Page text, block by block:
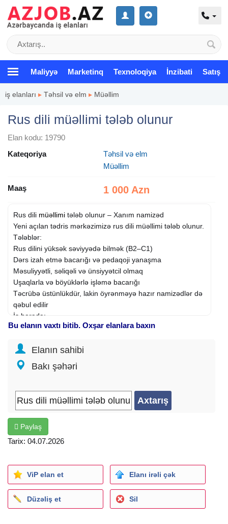
Maliyyə Marketinq Texnoloqiya İnzibati Satış
iş elanları ▸ Təhsil və elm ▸ Müəllim
Rus dili müəllimi tələb olunur
Elan kodu: 19790
Kateqoriya
Təhsil və elm
Müəllim
Maaş 1 000 Azn
Rus dili müəllimi tələb olunur – Xanım namizəd
Yeni açılan tədris mərkəzimizə rus dili müəllimi tələb olunur.
Tələblər:
Rus dilini yüksək səviyyədə bilmək (B2–C1)
Dərs izah etmə bacarığı və pedaqoji yanaşma
Məsuliyyətli, səliqəli və ünsiyyətcil olmaq
Uşaqlarla və böyüklərlə işləmə bacarığı
Təcrübə üstünlükdür, lakin öyrənməyə hazır namizədlər də
qəbul edilir
İş barədə:
Fərdi və qrup dərslərinin keçirilməsi
Dərs saatları qarşılıqlı razılaşma ilə
Əmək haqqı müsahibə əsasında müəyyən olunur
Ünvan: (Memar Əcəmi M/s)
Şirkət növü: Birbaşa işəgötürən
İş qrafiki: Növbəli
İş təcrübəsi: 1 ildən 3 ilə qədər
Təhsil: Ali
Bu elanın vaxtı bitib. Oxşar elanlara baxın
Elanın sahibi
Bakı şəhəri
Paylaş
Tarix: 04.07.2026
ViP elan et Elanı irəli çək
Düzəliş et Sil